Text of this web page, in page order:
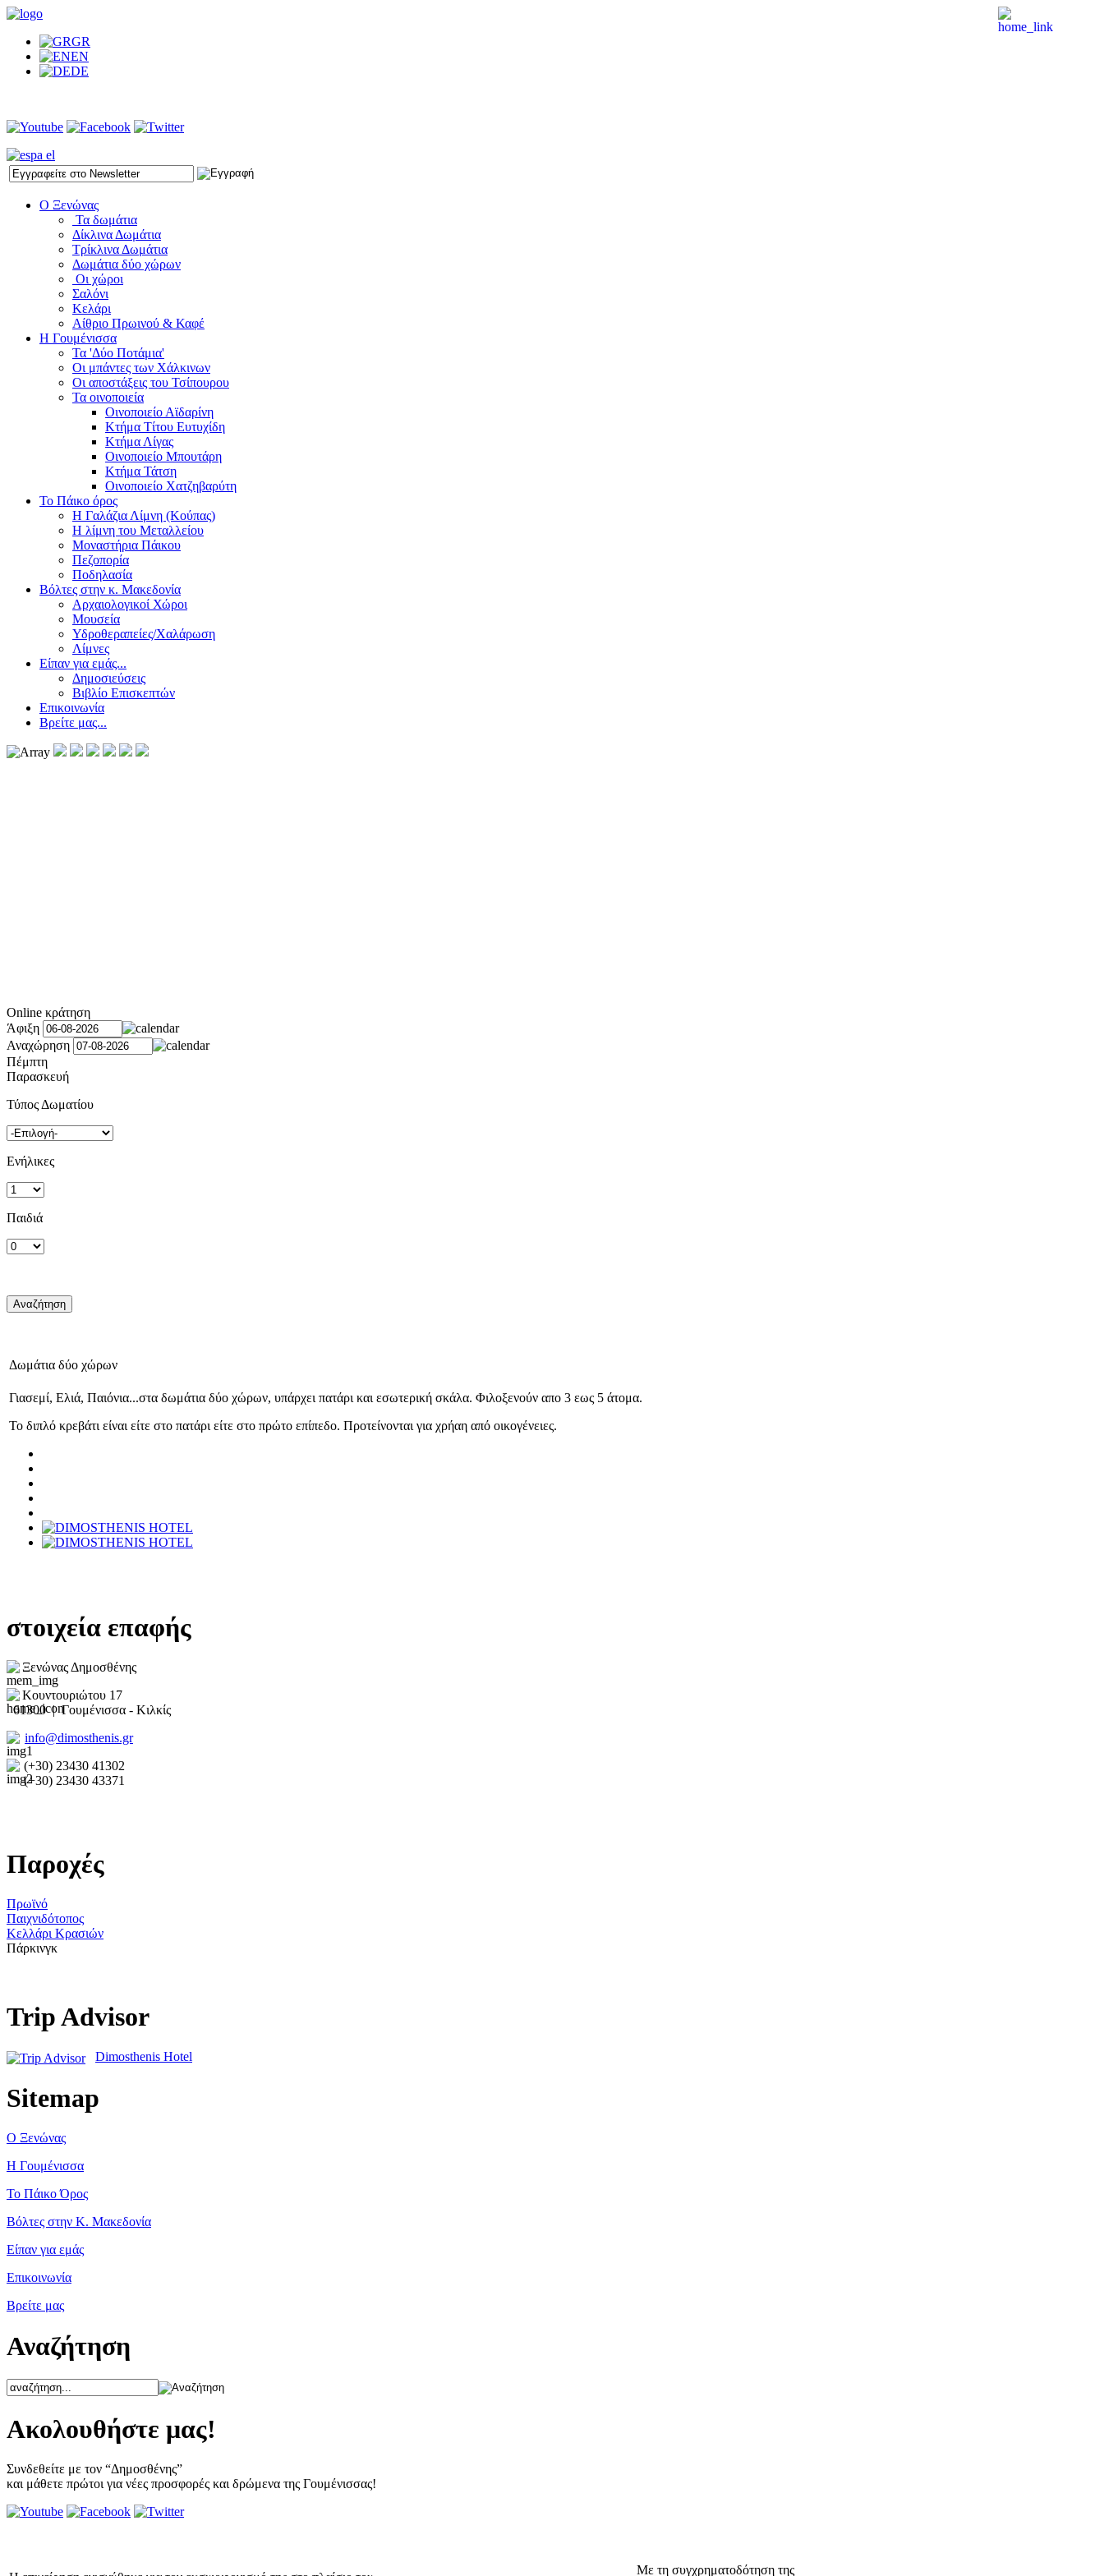
GR
EN
DE
Ο Ξενώνας
Τα δωμάτια
Δίκλινα Δωμάτια
Τρίκλινα Δωμάτια
Δωμάτια δύο χώρων
Οι χώροι
Σαλόνι
Κελάρι
Αίθριο Πρωινού & Καφέ
Η Γουμένισσα
Τα 'Δύο Ποτάμια'
Οι μπάντες των Χάλκινων
Οι αποστάξεις του Τσίπουρου
Τα οινοποιεία
Οινοποιείο Αϊδαρίνη
Κτήμα Τίτου Ευτυχίδη
Κτήμα Λίγας
Οινοποιείο Μπουτάρη
Κτήμα Τάτση
Οινοποιείο Χατζηβαρύτη
Το Πάικο όρος
Η Γαλάζια Λίμνη (Κούπας)
Η λίμνη του Μεταλλείου
Μοναστήρια Πάικου
Πεζοπορία
Ποδηλασία
Βόλτες στην κ. Μακεδονία
Αρχαιολογικοί Χώροι
Μουσεία
Υδροθεραπείες/Χαλάρωση
Λίμνες
Είπαν για εμάς...
Δημοσιεύσεις
Βιβλίο Επισκεπτών
Επικοινωνία
Βρείτε μας...
Online κράτηση
Άφιξη
Αναχώρηση
Πέμπτη
Παρασκευή
Τύπος Δωματίου
Ενήλικες
Παιδιά
Δωμάτια δύο χώρων
Γιασεμί, Ελιά, Παιόνια...στα δωμάτια δύο χώρων, υπάρχει πατάρι και εσωτερική σκάλα. Φιλοξενούν απο 3 εως 5 άτομα.
Το διπλό κρεβάτι είναι είτε στο πατάρι είτε στο πρώτο επίπεδο. Προτείνονται για χρήαη από οικογένειες.
στοιχεία επαφής
Ξενώνας Δημοσθένης
Κουντουριώτου 17
61300 | Γουμένισσα - Κιλκίς
info@dimosthenis.gr
(+30) 23430 41302
(+30) 23430 43371
Παροχές
Πρωϊνό
Παιχνιδότοπος
Κελλάρι Κρασιών
Πάρκινγκ
Trip Advisor
Dimosthenis Hotel
Sitemap
Ο Ξενώνας
Η Γουμένισσα
Το Πάικο Όρος
Βόλτες στην Κ. Μακεδονία
Είπαν για εμάς
Επικοινωνία
Βρείτε μας
Αναζήτηση
Ακολουθήστε μας!
Συνδεθείτε με τον “Δημοσθένης”
και μάθετε πρώτοι για νέες προσφορές και δρώμενα της Γουμένισσας!
Με τη συγχρηματοδότηση της